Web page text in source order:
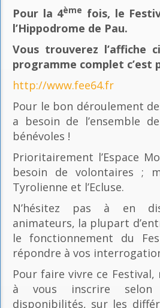
Pour la 4ème fois, le
l’Hippodrome de Pau.
Vous trouverez l’affiche
programme complet c’est
http://www.fee64.fr
Pour le bon déroulement
a besoin de l’ensemble
bénévoles !
Prioritairement l’Espace
besoin de volontaires ;
Tyrolienne et l’Ecluse.
N’hésitez pas à en
animateurs, la plupart
le fonctionnement du
répondre à vos
Pour faire vivre ce
à vous inscrire
disponibilités, sur les